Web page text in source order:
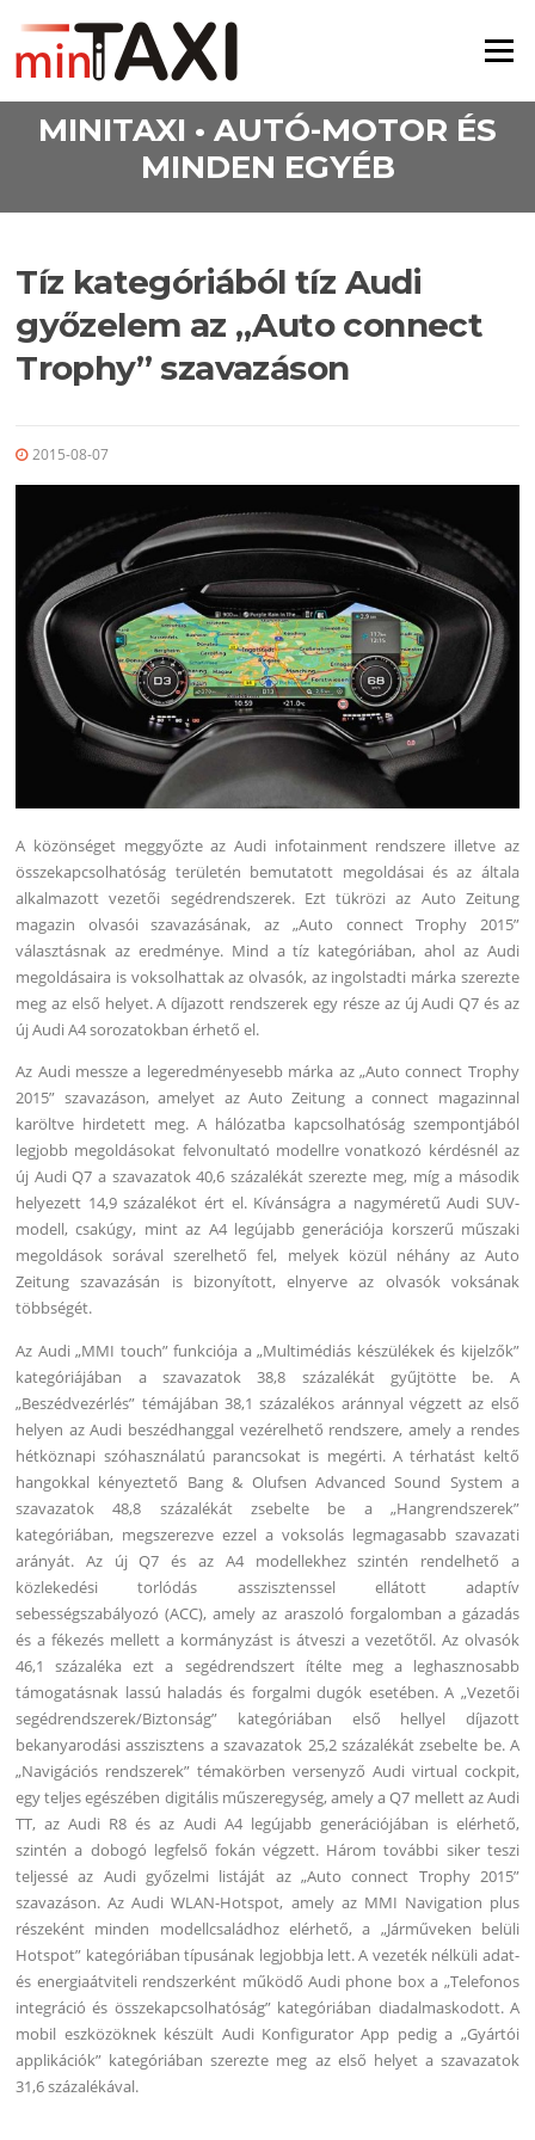
Menü
MINITAXI • AUTÓ-MOTOR ÉS
MINDEN EGYÉB
Tíz kategóriából tíz Audi
győzelem az „Auto connect
Trophy” szavazáson
2015-08-07
A közönséget meggyőzte az Audi infotainment rendszere illetve az
összekapcsolhatóság területén bemutatott megoldásai és az általa
alkalmazott vezetői segédrendszerek. Ezt tükrözi az Auto Zeitung
magazin olvasói szavazásának, az „Auto connect Trophy 2015”
választásnak az eredménye. Mind a tíz kategóriában, ahol az Audi
megoldásaira is voksolhattak az olvasók, az ingolstadti márka szerezte
meg az első helyet. A díjazott rendszerek egy része az új Audi Q7 és az
új Audi A4 sorozatokban érhető el.
Az Audi messze a legeredményesebb márka az „Auto connect Trophy
2015” szavazáson, amelyet az Auto Zeitung a connect magazinnal
karöltve hirdetett meg. A hálózatba kapcsolhatóság szempontjából
legjobb megoldásokat felvonultató modellre vonatkozó kérdésnél az
új Audi Q7 a szavazatok 40,6 százalékát szerezte meg, míg a második
helyezett 14,9 százalékot ért el. Kívánságra a nagyméretű Audi SUV-
modell, csakúgy, mint az A4 legújabb generációja korszerű műszaki
megoldások sorával szerelhető fel, melyek közül néhány az Auto
Zeitung szavazásán is bizonyított, elnyerve az olvasók voksának
többségét.
Az Audi „MMI touch” funkciója a „Multimédiás készülékek és kijelzők”
kategóriájában a szavazatok 38,8 százalékát gyűjtötte be. A
„Beszédvezérlés” témájában 38,1 százalékos aránnyal végzett az első
helyen az Audi beszédhanggal vezérelhető rendszere, amely a rendes
hétköznapi szóhasználatú parancsokat is megérti. A térhatást keltő
hangokkal kényeztető Bang & Olufsen Advanced Sound System a
szavazatok 48,8 százalékát zsebelte be a „Hangrendszerek”
kategóriában, megszerezve ezzel a voksolás legmagasabb szavazati
arányát. Az új Q7 és az A4 modellekhez szintén rendelhető a
közlekedési torlódás asszisztenssel ellátott adaptív
sebességszabályozó (ACC), amely az araszoló forgalomban a gázadás
és a fékezés mellett a kormányzást is átveszi a vezetőtől. Az olvasók
46,1 százaléka ezt a segédrendszert ítélte meg a leghasznosabb
támogatásnak lassú haladás és forgalmi dugók esetében. A „Vezetői
segédrendszerek/Biztonság” kategóriában első hellyel díjazott
bekanyarodási asszisztens a szavazatok 25,2 százalékát zsebelte be. A
„Navigációs rendszerek” témakörben versenyző Audi virtual cockpit,
egy teljes egészében digitális műszeregység, amely a Q7 mellett az Audi
TT, az Audi R8 és az Audi A4 legújabb generációjában is elérhető,
szintén a dobogó legfelső fokán végzett. Három további siker teszi
teljessé az Audi győzelmi listáját az „Auto connect Trophy 2015”
szavazáson. Az Audi WLAN-Hotspot, amely az MMI Navigation plus
részeként minden modellcsaládhoz elérhető, a „Járműveken belüli
Hotspot” kategóriában típusának legjobbja lett. A vezeték nélküli adat-
és energiaátviteli rendszerként működő Audi phone box a „Telefonos
integráció és összekapcsolhatóság” kategóriában diadalmaskodott. A
mobil eszközöknek készült Audi Konfigurator App pedig a „Gyártói
applikációk” kategóriában szerezte meg az első helyet a szavazatok
31,6 százalékával.